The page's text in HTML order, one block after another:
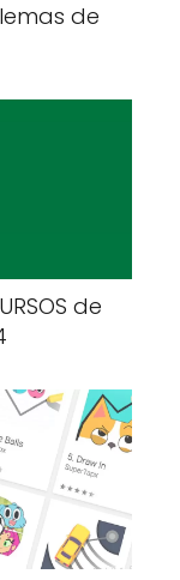
de
de